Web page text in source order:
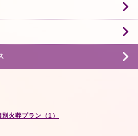
火葬プラン（1）